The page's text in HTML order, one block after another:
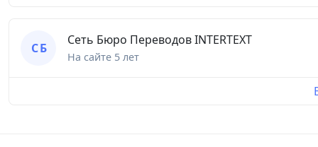
С Б
Сеть Бюро Переводов INTERTEXT
На сайте 5 лет